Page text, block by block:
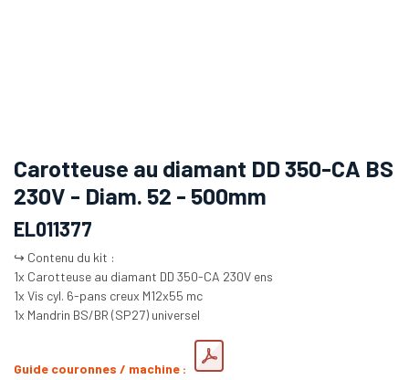
Carotteuse au diamant DD 350-CA BS
230V - Diam. 52 - 500mm
EL011377
↪️ Contenu du kit :
1x Carotteuse au diamant DD 350-CA 230V ens
1x Vis cyl. 6-pans creux M12x55 mc
1x Mandrin BS/BR (SP27) universel
Guide couronnes / machine :